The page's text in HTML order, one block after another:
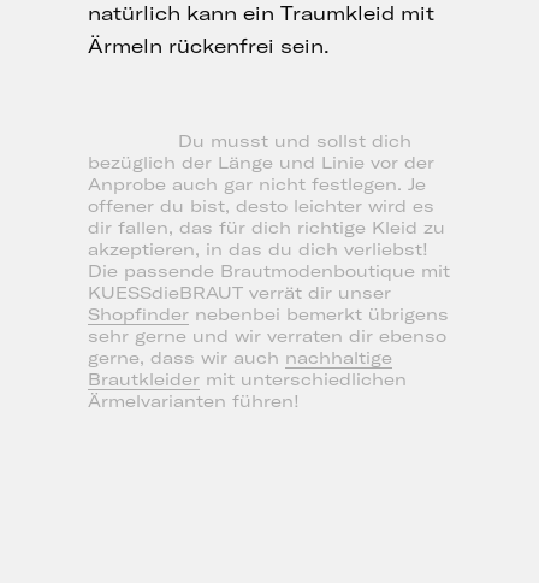
natürlich kann ein Traumkleid mit
Ärmeln rückenfrei sein.
Du musst und sollst dich
bezüglich der Länge und Linie vor der
Anprobe auch gar nicht festlegen. Je
offener du bist, desto leichter wird es
dir fallen, das für dich richtige Kleid zu
akzeptieren, in das du dich verliebst!
Die passende Brautmodenboutique mit
KUESSdieBRAUT verrät dir unser
Shopfindernebenbei bemerkt übrigens
sehr gerne und wir verraten dir ebenso
gerne, dass wir auch nachhaltige
Brautkleidermit unterschiedlichen
Ärmelvarianten führen!